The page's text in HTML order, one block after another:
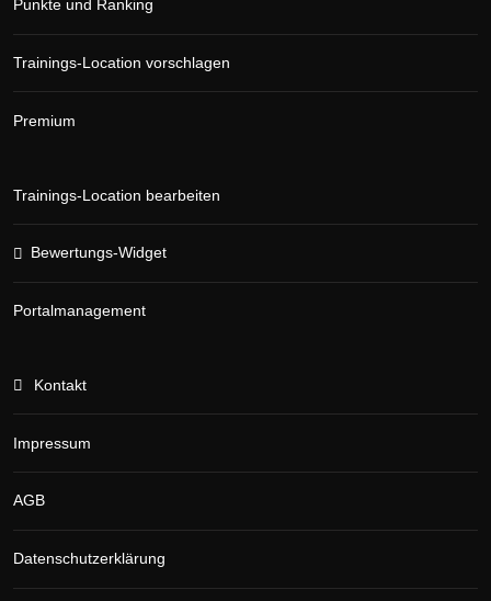
Punkte und Ranking
Trainings-Location vorschlagen
Premium
Trainings-Location bearbeiten
Bewertungs-Widget
Portalmanagement
Kontakt
Impressum
AGB
Datenschutzerklärung